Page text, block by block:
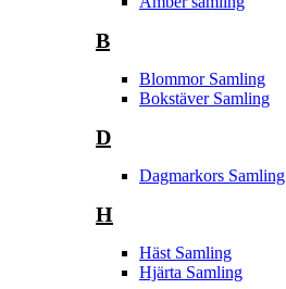
B
Blommor Samling
Bokstäver Samling
D
Dagmarkors Samling
H
Häst Samling
Hjärta Samling